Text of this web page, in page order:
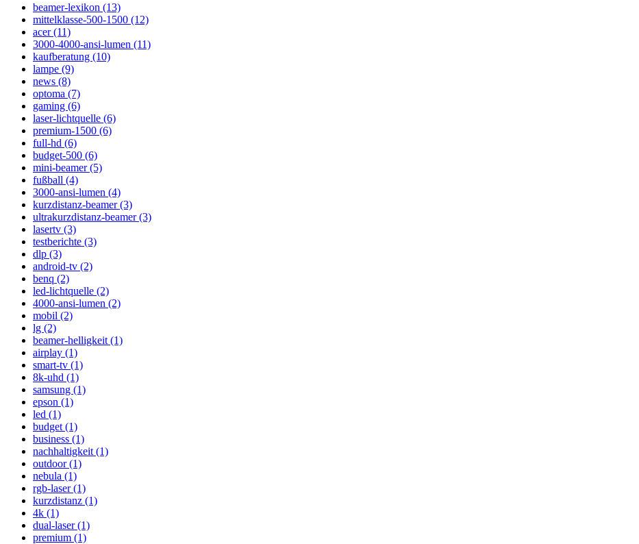
beamer-lexikon (13)
mittelklasse-500-1500 (12)
acer (11)
3000-4000-ansi-lumen (11)
kaufberatung (10)
lampe (9)
news (8)
optoma (7)
gaming (6)
laser-lichtquelle (6)
premium-1500 (6)
full-hd (6)
budget-500 (6)
mini-beamer (5)
fußball (4)
3000-ansi-lumen (4)
kurzdistanz-beamer (3)
ultrakurzdistanz-beamer (3)
lasertv (3)
testberichte (3)
dlp (3)
android-tv (2)
benq (2)
led-lichtquelle (2)
4000-ansi-lumen (2)
mobil (2)
lg (2)
beamer-helligkeit (1)
airplay (1)
smart-tv (1)
8k-uhd (1)
samsung (1)
epson (1)
led (1)
budget (1)
business (1)
nachhaltigkeit (1)
outdoor (1)
nebula (1)
rgb-laser (1)
kurzdistanz (1)
4k (1)
dual-laser (1)
premium (1)